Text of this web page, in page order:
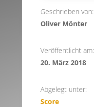
Geschrieben von:
Oliver Mönter
Veröffentlicht am:
20. März 2018
Abgelegt unter:
Score